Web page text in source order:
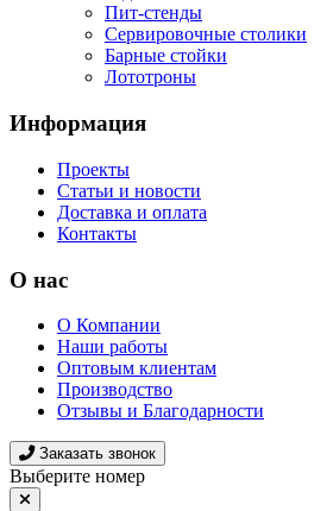
Пит-стенды
Сервировочные столики
Барные стойки
Лототроны
Информация
Проекты
Статьи и новости
Доставка и оплата
Контакты
О нас
О Компании
Наши работы
Оптовым клиентам
Производство
Отзывы и Благодарности
Заказать звонок
Выберите номер